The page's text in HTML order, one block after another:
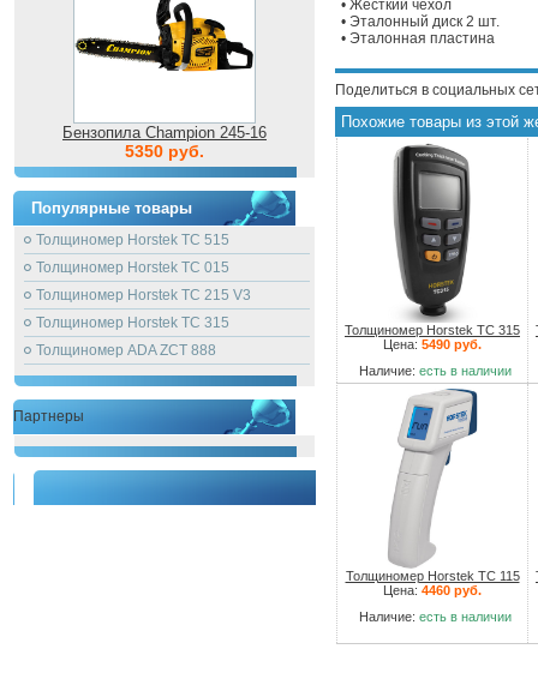
Бензопила Champion 245-16
5350 руб.
Популярные товары
Толщиномер Horstek TC 515
Толщиномер Horstek TC 015
Толщиномер Horstek TC 215 V3
Толщиномер Horstek TC 315
Толщиномер ADA ZCT 888
Партнеры
• Жесткий чехол
• Эталонный диск 2 шт.
• Эталонная пластина
Поделиться в социальных
Похожие товары из этой
Толщиномер Horstek TC 315
Цена: 5490 руб.
Наличие: есть в наличии
Толщиномер Horstek TC 115
Цена: 4460 руб.
Наличие: есть в наличии